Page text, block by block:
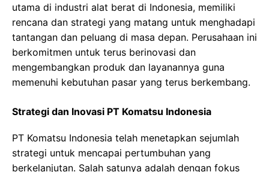
utama di industri alat berat di Indonesia, memiliki
rencana dan strategi yang matang untuk menghadapi
tantangan dan peluang di masa depan. Perusahaan ini
berkomitmen untuk terus berinovasi dan
mengembangkan produk dan layanannya guna
memenuhi kebutuhan pasar yang terus berkembang.
Strategi dan Inovasi PT Komatsu Indonesia
PT Komatsu Indonesia telah menetapkan sejumlah
strategi untuk mencapai pertumbuhan yang
berkelanjutan. Salah satunya adalah dengan fokus